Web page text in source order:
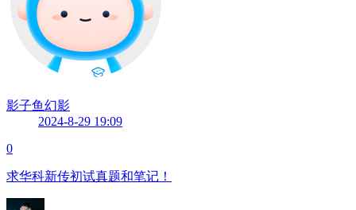
影子鱼幻影
2024-8-29 19:09
0
求华科新传初试真题和笔记！